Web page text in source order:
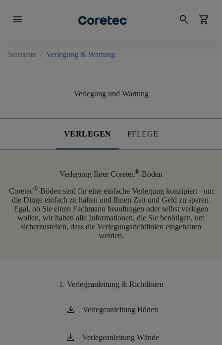
menu search shopping_cart
Startseite / Verlegung & Wartung
Verlegung und Wartung
VERLEGEN PFLEGE
Verlegung Ihrer Coretec®-Böden
Coretec®-Böden sind für eine einfache Verlegung konzipiert - um
die Dinge einfach zu halten und Ihnen Zeit und Geld zu sparen.
Egal, ob Sie einen Fachmann beauftragen oder selbst verlegen
wollen, wir haben alle Informationen, die Sie benötigen, um
sicherzustellen, dass die Verlegungsrichtlinien eingehalten
werden.
1. Verlegeanleitung & Richtlinien
Download Verlegeanleitung Böden
Download Verlegeanleitung Wände